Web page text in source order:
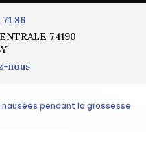
86
74190
nous
pendant la grossesse